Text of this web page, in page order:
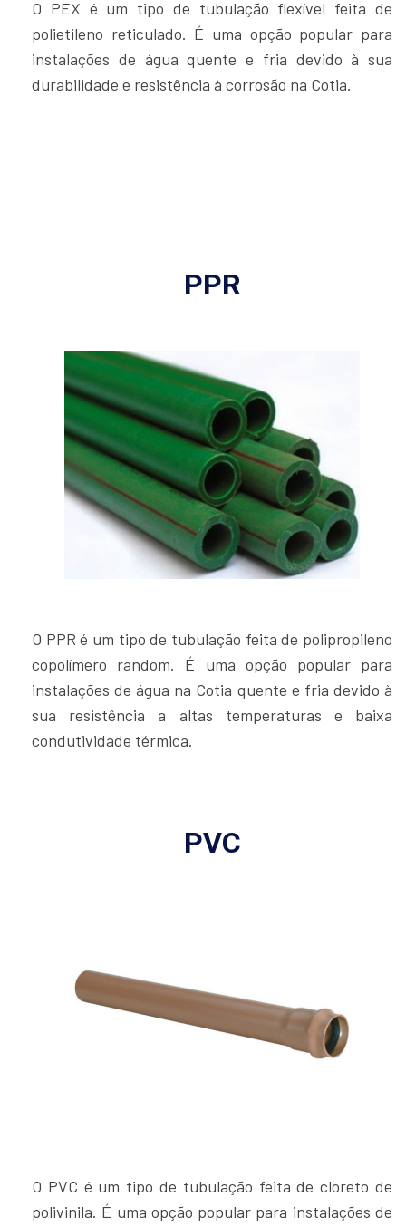
O PEX é um tipo de tubulação flexível feita de
polietileno reticulado. É uma opção popular para
instalações de água quente e fria devido à sua
durabilidade e resistência à corrosão na Cotia.
PPR
O PPR é um tipo de tubulação feita de polipropileno
copolímero random. É uma opção popular para
instalações de água na Cotia quente e fria devido à
sua resistência a altas temperaturas e baixa
condutividade térmica.
PVC
O PVC é um tipo de tubulação feita de cloreto de
polivinila. É uma opção popular para instalações de